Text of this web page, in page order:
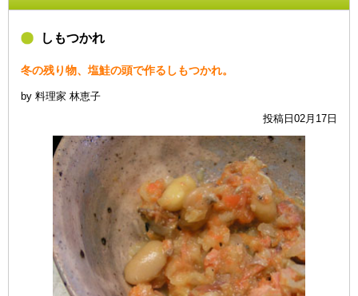
しもつかれ
冬の残り物、塩鮭の頭で作るしもつかれ。
by 料理家 林恵子
投稿日02月17日